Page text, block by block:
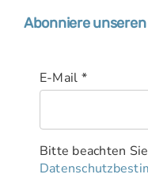
Abonniere
E-Mail *
Bitte beachten